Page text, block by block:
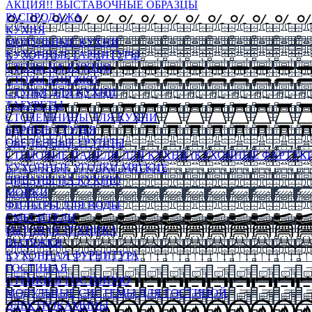
АКЦИЯ!! ВЫСТАВОЧНЫЕ ОБРАЗЦЫ
РАСПРОДАЖА
КУХНЯ
МОДУЛЬНЫЕ КУХНИ
КУХОННЫЕ ГАРНИТУРЫ
СТОЛЫ НА КУХНЮ
СТОЛЫ КНИЖКИ
СТУЛЬЯ ДЛЯ КУХНИ
ТАБУРЕТЫ
СТОЛЕШНИЦЫ ДЛЯ КУХНИ
БАРНЫЕ СТУЛЬЯ
ОБЕДЕННЫЕ ГРУППЫ
СТЕНОВЫЕ ПАНЕЛИ ДЛЯ КУХНИ (КУХОННЫЕ
КУХОННЫЕ УГОЛКИ МЯГКИЕ
ДИВАНЫ НА КУХНЮ
МОЙКИ
ФИЛЬТРЫ ДЛЯ ВОДЫ
СМЕСИТЕЛИ
БЫТОВАЯ ТЕХНИКА
ВЫТЯЖКИ
КУХОННАЯ ФУРНИТУРА
ГОСТИНАЯ
СТЕНКИ В ГОСТИНУЮ
МОДУЛЬНЫЕ СИСТЕМЫ ДЛЯ ГОСТИНОЙ
ЭЛЕКТРОКАМИНЫ